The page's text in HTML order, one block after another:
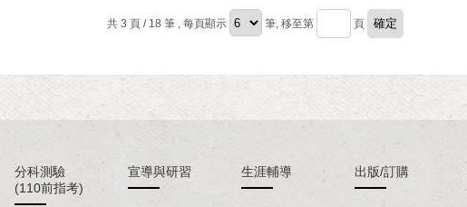
共 3 頁 / 18 筆 , 每頁顯示 筆, 移至第 頁
分科測驗
(110前指考)
宣導與研習 生涯輔導 出版/訂購